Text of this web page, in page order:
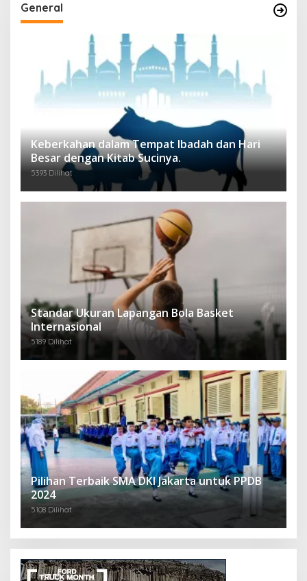
General
Keberkahan dalam Tempat Ibadah dan Hari
Besar dengan Kitab Sucinya.
5393 Dilihat
Standar Ukuran Lapangan Bola Basket
Internasional
5189 Dilihat
Pilihan Terbaik SMA DKI Jakarta untuk PPDB
2024
5108 Dilihat